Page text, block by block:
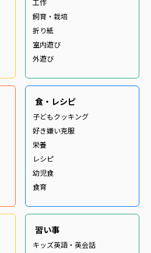
工作
飼育・栽培
折り紙
室内遊び
外遊び
食・レシピ
子どもクッキング
好き嫌い克服
栄養
レシピ
幼児食
食育
習い事
キッズ英語・英会話